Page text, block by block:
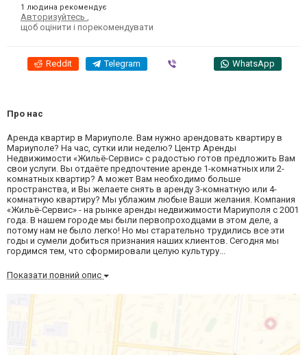
1 людина рекомендує
Авторизуйтесь
щоб оцінити і порекомендувати
Reddit Telegram WhatsApp
Про нас
Аренда квартир в Мариуполе. Вам нужно арендовать квартиру в
Мариуполе? На час, сутки или неделю? Центр Аренды
Недвижимости «Жильё-Сервис» с радостью готов предложить Вам
свои услуги. Вы отдаёте предпочтение аренде 1-комнатных или 2-
комнатных квартир? А может Вам необходимо больше
пространства, и Вы желаете снять в аренду 3-комнатную или 4-
комнатную квартиру? Мы ублажим любые Ваши желания. Компания
«Жильё-Сервис» - на рынке аренды недвижимости Мариуполя с 2001
года. В нашем городе мы были первопроходцами в этом деле, а
потому нам не было легко! Но мы старательно трудились все эти
годы и сумели добиться признания наших клиентов. Сегодня мы
гордимся тем, что сформировали целую культуру...
Показати повний опис